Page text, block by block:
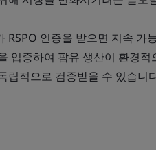
RSPO 인증을 받으면 지속 가
입증하여 팜유 생산이 환경
립적으로 검증받을 수 있습니